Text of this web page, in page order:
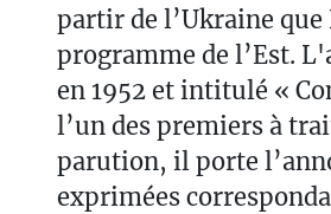
partir de l’Ukraine
programme de l’Est.
en 1952 et intitulé «
l’un des premiers à
parution, il porte
exprimées